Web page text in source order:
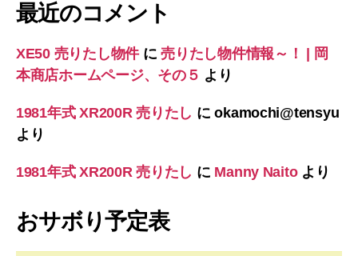
最近のコメント
XE50 売りたし物件に売りたし物件情報～！ | 岡
本商店ホームページ、その５ より
1981年式 XR200R 売りたし にokamochi@tensyu
より
1981年式 XR200R 売りたし に Manny Naitoより
おサボり予定表